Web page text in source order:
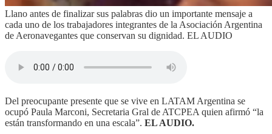
Llano antes de finalizar sus palabras dio un importante mensaje a
cada uno de los trabajadores integrantes de la Asociación Argentina
de Aeronavegantes que conservan su dignidad. EL AUDIO
Del preocupante presente que se vive en LATAM Argentina se
ocupó Paula Marconi, Secretaria Gral de ATCPEA quien afirmó “la
están transformando en una escala”. EL AUDIO.